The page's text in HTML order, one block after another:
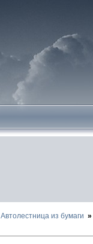
Автолестница из бумаги